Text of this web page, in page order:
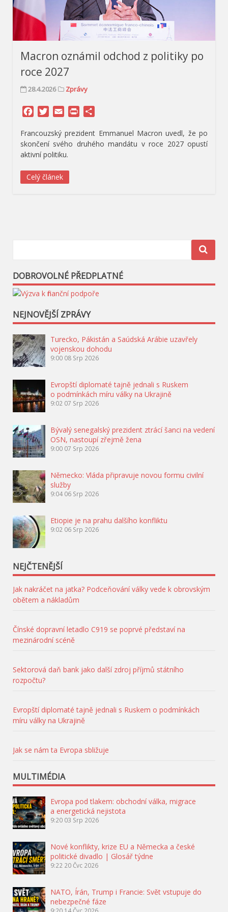
Macron oznámil odchod z politiky po
roce 2027
28.4.2026 Zprávy
Facebook
Twitter
Email Print
Francouzský prezident Emmanuel Macron uvedl, že po
skončení svého druhého mandátu v roce 2027 opustí
aktivní politiku.
Celý článek
DOBROVOLNÉ PŘEDPLATNÉ
NEJNOVĚJŠÍ ZPRÁVY
Turecko, Pákistán a Saúdská Arábie uzavřely
vojenskou dohodu
9:00 08 Srp 2026
Evropští diplomaté tajně jednali s Ruskem
o podmínkách míru války na Ukrajině
9:02 07 Srp 2026
Bývalý senegalský prezident ztrácí šanci na vedení
OSN, nastoupí zřejmě žena
9:00 07 Srp 2026
Německo: Vláda připravuje novou formu civilní
služby
9:04 06 Srp 2026
Etiopie je na prahu dalšího konfliktu
9:02 06 Srp 2026
NEJČTENĚJŠÍ
Jak nakráčet na jatka? Podceňování války vede k obrovským
obětem a nákladům
Čínské dopravní letadlo C919 se poprvé představí na
mezinárodní scéně
Sektorová daň bank jako další zdroj příjmů státního
rozpočtu?
Evropští diplomaté tajně jednali s Ruskem o podmínkách
míru války na Ukrajině
Jak se nám ta Evropa sbližuje
MULTIMÉDIA
Evropa pod tlakem: obchodní válka, migrace
a energetická nejistota
9:20 03 Srp 2026
Nové konflikty, krize EU a Německa a české
politické divadlo | Glosář týdne
9:22 20 Čvc 2026
NATO, Írán, Trump i Francie: Svět vstupuje do
nebezpečné fáze